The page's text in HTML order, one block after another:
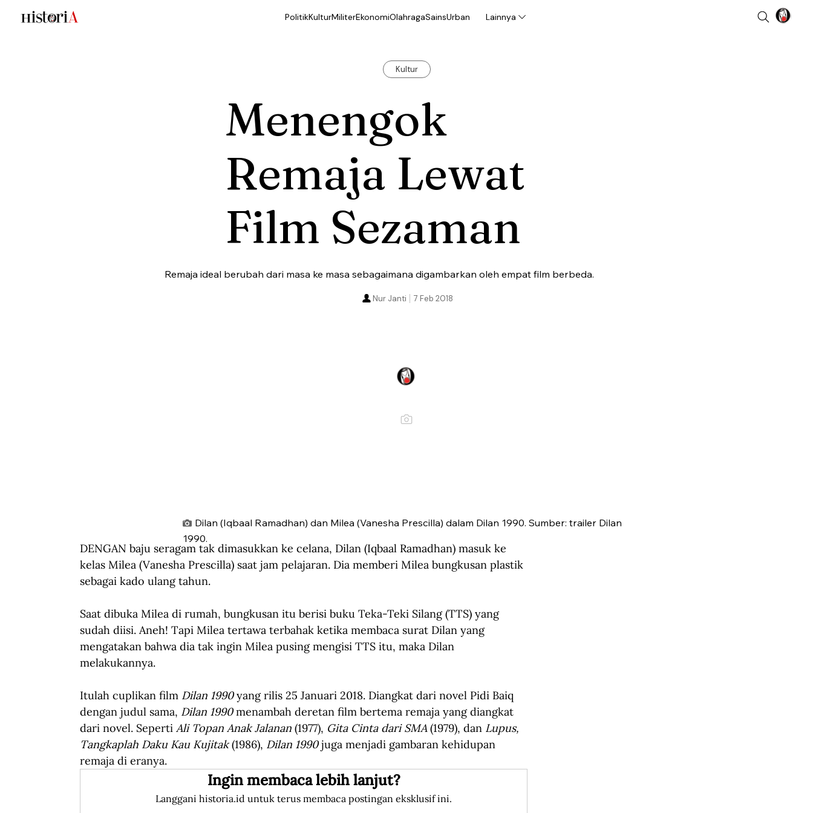
PolitikKulturMiliterEkonomiOlahragaSainsUrban Lainnya
Kultur
Menengok
Remaja Lewat
Film Sezaman
Remaja ideal berubah dari masa ke masa sebagaimana digambarkan oleh empat film berbeda.
7 Feb 2018
Nur Janti
Dilan (Iqbaal Ramadhan) dan Milea (Vanesha Prescilla) dalam Dilan 1990. Sumber: trailer Dilan
1990.
DENGAN baju seragam tak dimasukkan ke celana, Dilan (Iqbaal Ramadhan) masuk ke
kelas Milea (Vanesha Prescilla) saat jam pelajaran. Dia memberi Milea bungkusan plastik
sebagai kado ulang tahun.
Saat dibuka Milea di rumah, bungkusan itu berisi buku Teka-Teki Silang (TTS) yang
sudah diisi. Aneh! Tapi Milea tertawa terbahak ketika membaca surat Dilan yang
mengatakan bahwa dia tak ingin Milea pusing mengisi TTS itu, maka Dilan
melakukannya.
Itulah cuplikan film Dilan 1990 yang rilis 25 Januari 2018. Diangkat dari novel Pidi Baiq
dengan judul sama, Dilan 1990 menambah deretan film bertema remaja yang diangkat
dari novel. Seperti Ali Topan Anak Jalanan (1977), Gita Cinta dari SMA (1979), dan Lupus,
Tangkaplah Daku Kau Kujitak (1986), Dilan 1990 juga menjadi gambaran kehidupan
remaja di eranya.
Ingin membaca lebih lanjut?
Langgani historia.id untuk terus membaca postingan eksklusif ini.